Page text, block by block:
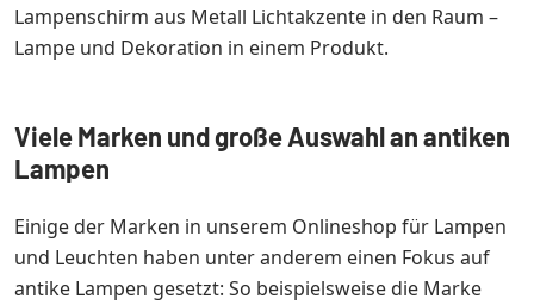
Lampenschirm aus Metall Lichtakzente in den Raum –
Lampe und Dekoration in einem Produkt.
Viele Marken und große Auswahl an antiken
Lampen
Einige der Marken in unserem Onlineshop für Lampen
und Leuchten haben unter anderem einen Fokus auf
antike Lampen gesetzt: So beispielsweise die Marke